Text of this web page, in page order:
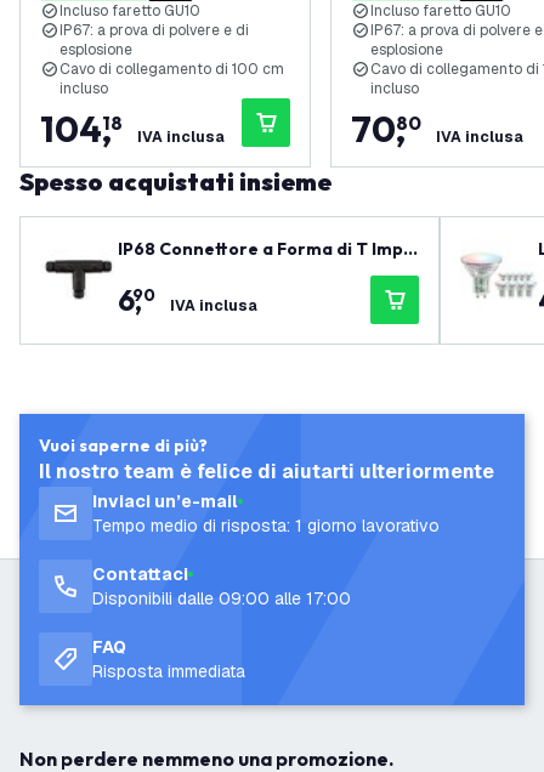
Incluso faretto GU10
IP67: a prova di polvere e di
esplosione
Cavo di collegamento di 100 cm
incluso
104,
18
IVA inclusa
Incluso faretto GU10
IP67: a prova di polvere
esplosione
Cavo di collegamento di
incluso
70,
80
IVA inclusa
Spesso acquistati insieme
IP68 Connettore a Forma di T Impe
6,
90 IVA inclusa
Vuoi saperne di più?
Il nostro team è felice di aiutarti ulteriormente
Inviaci un’e-mail
Tempo medio di risposta: 1 giorno lavorativo
Contattaci
Disponibili dalle 09:00 alle 17:00
FAQ
Risposta immediata
Non perdere nemmeno una promozione.